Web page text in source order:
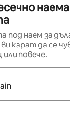
наем за
карат да се
или повече.
се покажат,